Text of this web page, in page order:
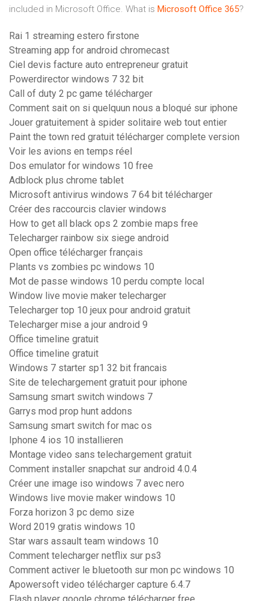
included in Microsoft Office. What is Microsoft Office 365?
Rai 1 streaming estero firstone
Streaming app for android chromecast
Ciel devis facture auto entrepreneur gratuit
Powerdirector windows 7 32 bit
Call of duty 2 pc game télécharger
Comment sait on si quelquun nous a bloqué sur iphone
Jouer gratuitement à spider solitaire web tout entier
Paint the town red gratuit télécharger complete version
Voir les avions en temps réel
Dos emulator for windows 10 free
Adblock plus chrome tablet
Microsoft antivirus windows 7 64 bit télécharger
Créer des raccourcis clavier windows
How to get all black ops 2 zombie maps free
Telecharger rainbow six siege android
Open office télécharger français
Plants vs zombies pc windows 10
Mot de passe windows 10 perdu compte local
Window live movie maker telecharger
Telecharger top 10 jeux pour android gratuit
Telecharger mise a jour android 9
Office timeline gratuit
Office timeline gratuit
Windows 7 starter sp1 32 bit francais
Site de telechargement gratuit pour iphone
Samsung smart switch windows 7
Garrys mod prop hunt addons
Samsung smart switch for mac os
Iphone 4 ios 10 installieren
Montage video sans telechargement gratuit
Comment installer snapchat sur android 4.0.4
Créer une image iso windows 7 avec nero
Windows live movie maker windows 10
Forza horizon 3 pc demo size
Word 2019 gratis windows 10
Star wars assault team windows 10
Comment telecharger netflix sur ps3
Comment activer le bluetooth sur mon pc windows 10
Apowersoft video télécharger capture 6.4.7